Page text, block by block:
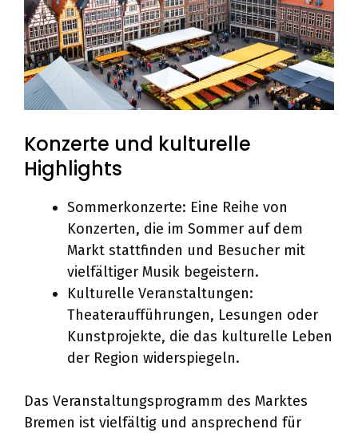
Konzerte und kulturelle
Highlights
Sommerkonzerte: Eine Reihe von
Konzerten, die im Sommer auf dem
Markt stattfinden und Besucher mit
vielfältiger Musik begeistern.
Kulturelle Veranstaltungen:
Theateraufführungen, Lesungen oder
Kunstprojekte, die das kulturelle Leben
der Region widerspiegeln.
Das Veranstaltungsprogramm des Marktes
Bremen ist vielfältig und ansprechend für